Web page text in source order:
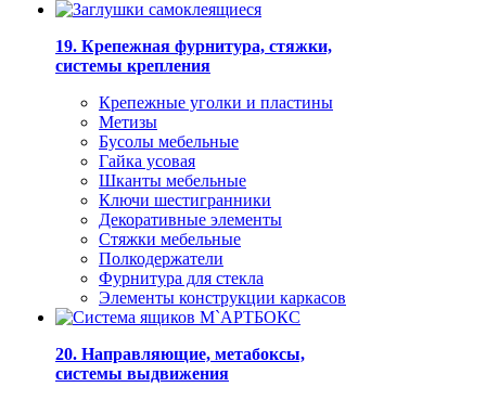
19. Крепежная фурнитура, стяжки,
системы крепления
Крепежные уголки и пластины
Метизы
Бусолы мебельные
Гайка усовая
Шканты мебельные
Ключи шестигранники
Декоративные элементы
Стяжки мебельные
Полкодержатели
Фурнитура для стекла
Элементы конструкции каркасов
20. Направляющие, метабоксы,
системы выдвижения